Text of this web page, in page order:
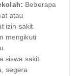
Beberapa
atau
izin sakit.
mengikuti
siswa sakit
segera